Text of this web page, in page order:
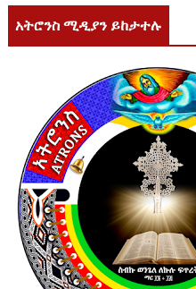
አትሮንስ ሚዲያን ይከታተሉ